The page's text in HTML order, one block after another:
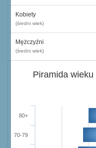
Kobiety
(średni wiek)
Mężczyźni
(średni wiek)
Piramida
70-79
80+